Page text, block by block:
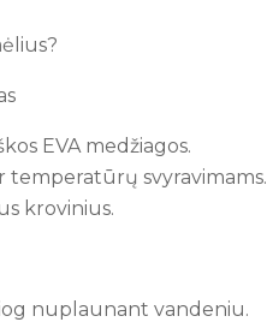
EVA medžiagos.
temperatūrų svyravimams.
krovinius.
nuplaunant vandeniu.